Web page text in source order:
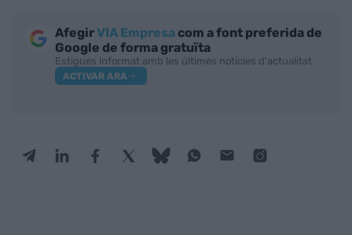
AfegirVIA Empresa com a font preferida de
Google de forma gratuïta
Estigues informat amb les últimes notícies d'actualitat
ACTIVAR ARA